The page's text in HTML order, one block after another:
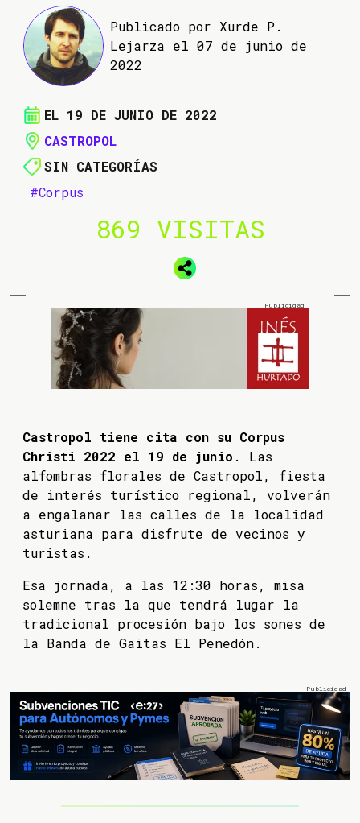
Publicado por Xurde P.
Lejarza el 07 de junio de
2022
EL 19 DE JUNIO DE 2022
CASTROPOL
SIN CATEGORÍAS
#Corpus
869 VISITAS
Castropol tiene cita con su Corpus
Christi 2022 el 19 de junio . Las
alfombras florales de Castropol, fiesta
de interés turístico regional, volverán
a engalanar las calles de la localidad
asturiana para disfrute de vecinos y
turistas.
Esa jornada, a las 12:30 horas, misa
solemne tras la que tendrá lugar la
tradicional procesión bajo los sones de
la Banda de Gaitas El Penedón.